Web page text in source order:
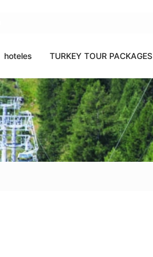
hoteles TURKEY TOUR PACKAGES